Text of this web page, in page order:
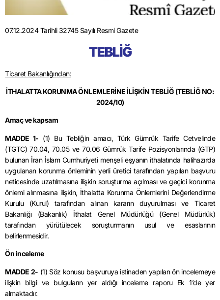
07.12.2024 Tarihli 32745 Sayılı Resmi Gazete
TEBLİĞ
Ticaret Bakanlığından:
İTHALATTA KORUNMA ÖNLEMLERİNE İLİŞKİN TEBLİĞ (TEBLİĞ NO:
2024/10)
Amaç ve kapsam
MADDE 1- (1) Bu Tebliğin amacı, Türk Gümrük Tarife Cetvelinde
(TGTC) 70.04, 70.05 ve 70.06 Gümrük Tarife Pozisyonlarında (GTP)
bulunan İran İslam Cumhuriyeti menşeli eşyanın ithalatında halihazırda
uygulanan korunma önleminin yerli üretici tarafından yapılan başvuru
neticesinde uzatılmasına ilişkin soruşturma açılması ve geçici korunma
önlemi alınmasına ilişkin, İthalatta Korunma Önlemlerini Değerlendirme
Kurulu (Kurul) tarafından alınan kararın duyurulması ve Ticaret
Bakanlığı (Bakanlık) İthalat Genel Müdürlüğü (Genel Müdürlük)
tarafından yürütülecek soruşturmanın usul ve esaslarının
belirlenmesidir.
Ön inceleme
MADDE 2- (1) Söz konusu başvuruya istinaden yapılan ön incelemeye
ilişkin bilgi ve bulguların yer aldığı inceleme raporu Ek 1’de yer
almaktadır.